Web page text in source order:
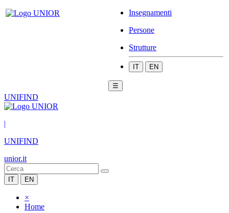
Insegnamenti
Persone
Strutture
IT EN
☰
UNIFIND
|
UNIFIND
unior.it
IT EN
×
Home